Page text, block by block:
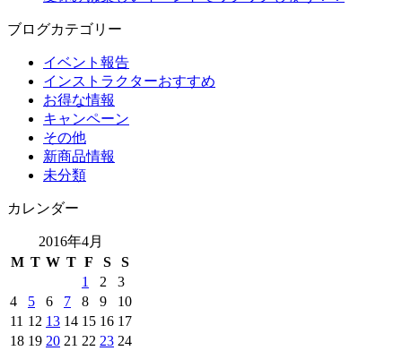
ブログカテゴリー
イベント報告
インストラクターおすすめ
お得な情報
キャンペーン
その他
新商品情報
未分類
カレンダー
2016年4月
M T W T F S
S
1
2
3
4
5 6 7 8 9
10
11 12 13 14 15 16 17
18 19 20 21 22 23 24